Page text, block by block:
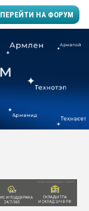
ПЕРЕЙТИ НА ФОРУМ
производство SPC
заводу пластмасс"
Подмосковье, Москва
28.07.2026